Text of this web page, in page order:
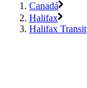
Canadá
Halifax
Halifax Transit